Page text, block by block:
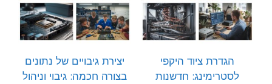
הגדרת ציוד היקפי
לסטרימינג: חדשנות
יצירת גיבויים של נתונים
בצורה חכמה: גיבוי וניהול